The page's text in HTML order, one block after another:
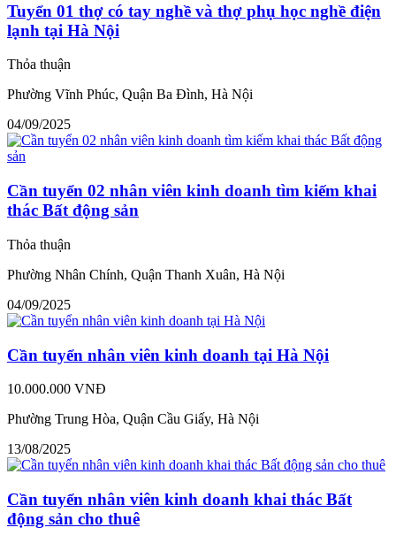
Tuyển 01 thợ có tay nghề và thợ phụ học nghề điện
lạnh tại Hà Nội
Thỏa thuận
Phường Vĩnh Phúc, Quận Ba Đình, Hà Nội
04/09/2025
Cần tuyển 02 nhân viên kinh doanh tìm kiếm khai
thác Bất động sản
Thỏa thuận
Phường Nhân Chính, Quận Thanh Xuân, Hà Nội
04/09/2025
Cần tuyển nhân viên kinh doanh tại Hà Nội
10.000.000 VNĐ
Phường Trung Hòa, Quận Cầu Giấy, Hà Nội
13/08/2025
Cần tuyển nhân viên kinh doanh khai thác Bất
động sản cho thuê